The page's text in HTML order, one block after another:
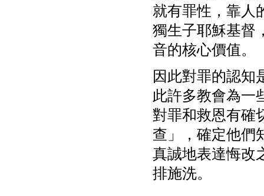
就有罪性，靠人
獨生子耶穌基督
音的核心價值。
因此對罪的認知
此許多教會為一
對罪和救恩有確
查」，確定他們
真誠地表達悔改
排施洗。